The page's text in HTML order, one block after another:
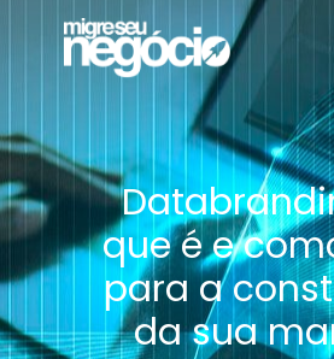
que é e
para a
da sua